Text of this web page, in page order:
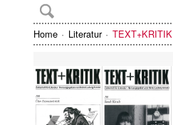
Home Literatur TEXT+KRITIK